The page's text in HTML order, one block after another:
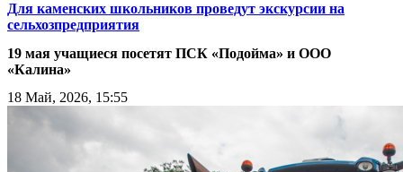
Для каменских школьников проведут экскурсии на
сельхозпредприятия
19 мая учащиеся посетят ПСК «Подойма» и ООО
«Калина»
18 Май, 2026, 15:55